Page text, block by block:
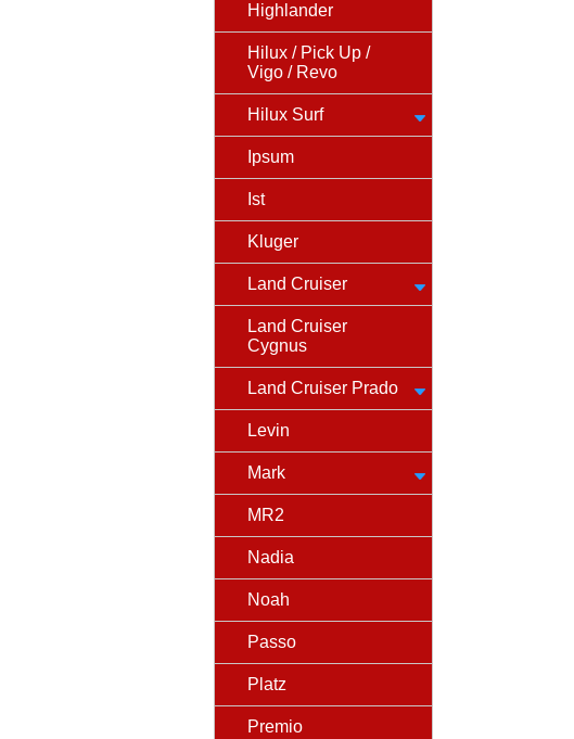
Highlander
Hilux / Pick Up /
Vigo / Revo
Hilux Surf
Ipsum
Ist
Kluger
Land Cruiser
Land Cruiser
Cygnus
Land Cruiser Prado
Levin
Mark
MR2
Nadia
Noah
Passo
Platz
Premio